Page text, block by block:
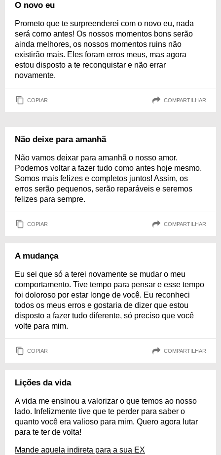
O novo eu
Prometo que te surpreenderei com o novo eu, nada
será como antes! Os nossos momentos bons serão
ainda melhores, os nossos momentos ruins não
existirão mais. Eles foram erros meus, mas agora
estou disposto a te reconquistar e não errar
novamente.
COPIAR COMPARTILHAR
Não deixe para amanhã
Não vamos deixar para amanhã o nosso amor.
Podemos voltar a fazer tudo como antes hoje mesmo.
Somos mais felizes e completos juntos! Assim, os
erros serão pequenos, serão reparáveis e seremos
felizes para sempre.
COPIAR COMPARTILHAR
A mudança
Eu sei que só a terei novamente se mudar o meu
comportamento. Tive tempo para pensar e esse tempo
foi doloroso por estar longe de você. Eu reconheci
todos os meus erros e gostaria de dizer que estou
disposto a fazer tudo diferente, só preciso que você
volte para mim.
COPIAR COMPARTILHAR
Lições da vida
A vida me ensinou a valorizar o que temos ao nosso
lado. Infelizmente tive que te perder para saber o
quanto você era valioso para mim. Quero agora lutar
para te ter de volta!
Mande aquela indireta para a sua EX